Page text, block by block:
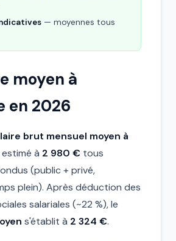
— moyennes tous
moyen à
en 2026
brut mensuel moyen à
à 2 980 € tous
(public + privé,
plein). Après déduction des
salariales (~22 %), le
s'établit à 2 324 €.